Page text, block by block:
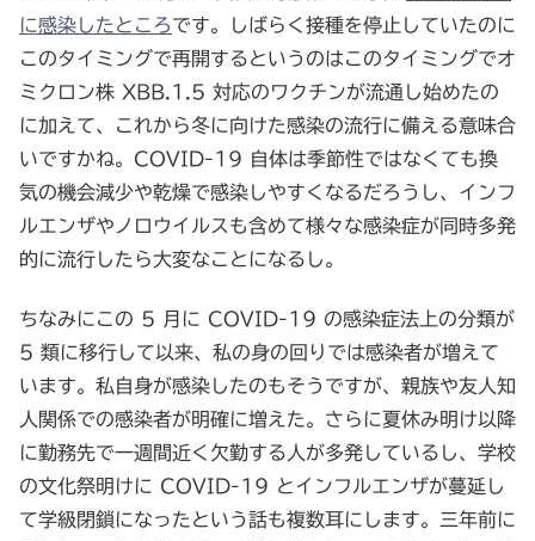
に感染したところです。しばらく接種を停止していたのに
このタイミングで再開するというのはこのタイミングでオ
ミクロン株 XBB.1.5 対応のワクチンが流通し始めたの
に加えて、これから冬に向けた感染の流行に備える意味合
いですかね。COVID-19 自体は季節性ではなくても換
気の機会減少や乾燥で感染しやすくなるだろうし、インフ
ルエンザやノロウイルスも含めて様々な感染症が同時多発
的に流行したら大変なことになるし。
ちなみにこの 5 月に COVID-19 の感染症法上の分類が
5 類に移行して以来、私の身の回りでは感染者が増えて
います。私自身が感染したのもそうですが、親族や友人知
人関係での感染者が明確に増えた。さらに夏休み明け以降
に勤務先で一週間近く欠勤する人が多発しているし、学校
の文化祭明けに COVID-19 とインフルエンザが蔓延し
て学級閉鎖になったという話も複数耳にします。三年前に